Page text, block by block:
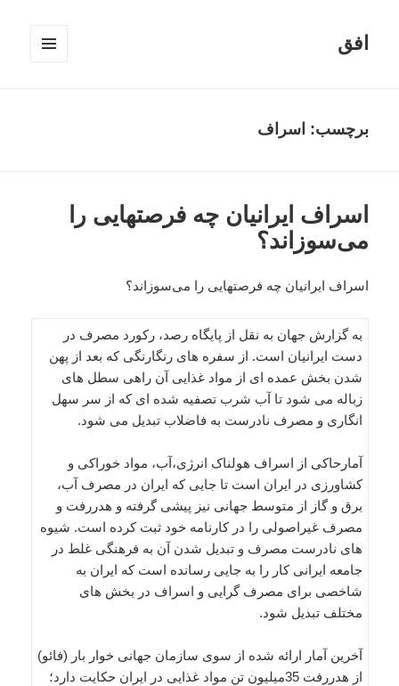
افق
برچسب: اسراف
اسراف ایرانیان چه فرصتهایی را
می‌سوزاند؟
اسراف ایرانیان چه فرصتهایی را می‌سوزاند؟
به گزارش جهان به نقل از پایگاه رصد، رکورد مصرف در
دست ایرانیان است. از سفره های رنگارنگی که بعد از پهن
شدن بخش عمده ای از مواد غذایی آن راهی سطل های
زباله می شود تا آب شرب تصفیه شده ای که از سر سهل
انگاری و مصرف نادرست به فاضلاب تبدیل می شود.
آمارحاکی از اسراف هولناک انرژی،آب، مواد خوراکی و
کشاورزی در ایران است تا جایی که ایران در مصرف آب،
برق و گاز از متوسط جهانی نیز پیشی گرفته و هدررفت و
مصرف غیراصولی را در کارنامه خود ثبت کرده است. شیوه
های نادرست مصرف و تبدیل شدن آن به فرهنگی غلط در
جامعه ایرانی کار را به جایی رسانده است که ایران به
شاخصی برای مصرف گرایی و اسراف در بخش های
مختلف تبدیل شود.
آخرین آمار ارائه شده از سوی سازمان جهانی خوار بار (فائو)
از هدررفت 35میلیون تن مواد غذایی در ایران حکایت دارد؛